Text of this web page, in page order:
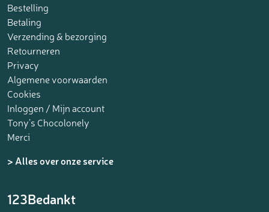
Bestelling
Betaling
Verzending & bezorging
Retourneren
Privacy
Algemene voorwaarden
Cookies
Inloggen / Mijn account
Tony’s Chocolonely
Merci
> Alles over onze service
123Bedankt